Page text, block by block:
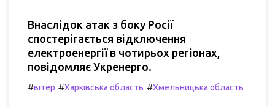
Внаслідок атак з боку Росії
спостерігається відключення
електроенергії в чотирьох регіонах,
повідомляє Укренерго.
#вітер #Харківська область #Хмельницька область